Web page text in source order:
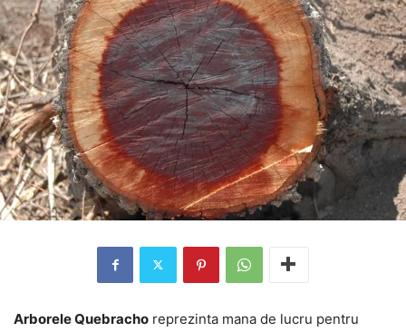
Arborele Quebracho reprezinta mana de lucru pentru